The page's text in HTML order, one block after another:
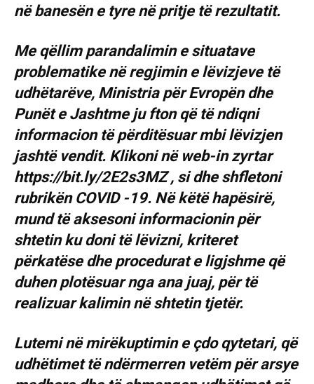
në banesën e tyre në pritje të rezultatit.
Me qëllim parandalimin e situatave
problematike në regjimin e lëvizjeve të
udhëtarëve, Ministria për Evropën dhe
Punët e Jashtme ju fton që të ndiqni
informacion të përditësuar mbi lëvizjen
jashtë vendit. Klikoni në web-in zyrtar
https://bit.ly/2E2s3MZ , si dhe shfletoni
rubrikën COVID -19. Në këtë hapësirë,
mund të aksesoni informacionin për
shtetin ku doni të lëvizni, kriteret
përkatëse dhe procedurat e ligjshme që
duhen plotësuar nga ana juaj, për të
realizuar kalimin në shtetin tjetër.
Lutemi në mirëkuptimin e çdo qytetari, që
udhëtimet të ndërmerren vetëm për arsye